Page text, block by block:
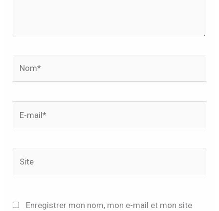
mail*
Enregistrer mon nom, mon e-mail et mon site